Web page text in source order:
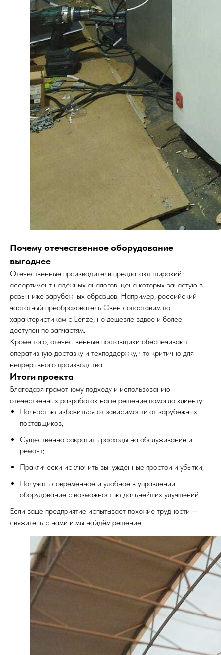
Почему отечественное оборудование
выгоднее
Отечественные производители предлагают широкий
ассортимент надёжных аналогов, цена которых зачастую в
разы ниже зарубежных образцов. Например, российский
частотный преобразователь Овен сопоставим по
характеристикам с Lenze, но дешевле вдвое и более
доступен по запчастям.
Кроме того, отечественные поставщики обеспечивают
оперативную доставку и техподдержку, что критично для
непрерывного производства.
Итоги проекта
Благодаря грамотному подходу и использованию
отечественных разработок наше решение помогло клиенту:
Полностью избавиться от зависимости от зарубежных
поставщиков;
Существенно сократить расходы на обслуживание и
ремонт;
Практически исключить вынужденные простои и убытки;
Получать современное и удобное в управлении
оборудование с возможностью дальнейших улучшений.
Если ваше предприятие испытывает похожие трудности —
свяжитесь с нами и мы найдём решение!